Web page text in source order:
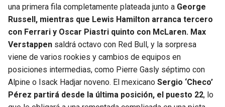
una primera fila completamente plateada junto a George
Russell, mientras que Lewis Hamilton arranca tercero
con Ferrari y Oscar Piastri quinto con McLaren. Max
Verstappen saldrá octavo con Red Bull, y la sorpresa
viene de varios rookies y cambios de equipos en
posiciones intermedias, como Pierre Gasly séptimo con
Alpine o Isack Hadjar noveno. El mexicano Sergio ‘Checo’
Pérez partirá desde la última posición, el puesto 22, lo